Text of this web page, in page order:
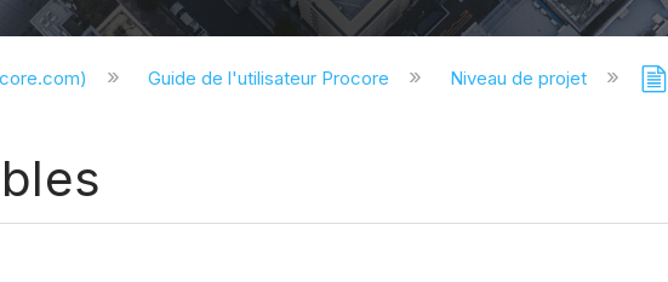
Guide de l'utilisateur Procore Niveau de projet